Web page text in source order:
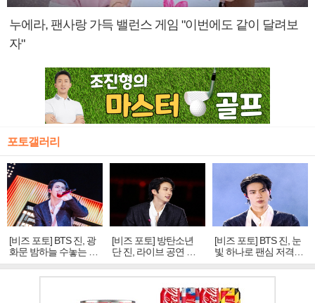
누에라, 팬사랑 가득 밸런스 게임 "이번에도 같이 달려보
자"
포토갤러리
[비즈 포토] BTS 진, 광
화문 밤하늘 수놓는 '비
주얼 킹'의 열창
[비즈 포토] 방탄소년
단 진, 라이브 공연 중
빛나는 독보적 아우라
[비즈 포토] BTS 진, 눈
빛 하나로 팬심 저격…
독보적 카리스마